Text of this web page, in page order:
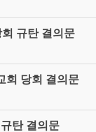
규탄 결의문
회 당회 결의문
탄 결의문